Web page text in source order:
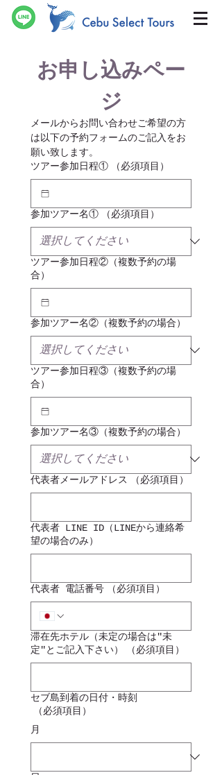
お申し込みペー
ジ
​メールからお問い合わせご希望の方
は以下の予約フォームのご記入をお
願い致します。
ツアー参加日程①
（必須項目）
参加ツアー名① （必須項目）
ツアー参加日程②（複数予約の場
合）
参加ツアー名②（複数予約の場合）
ツアー参加日程③（複数予約の場
合）
参加ツアー名③（複数予約の場合）
代表者メールアドレス （必須項目）
代表者 LINE ID（LINEから連絡希
望の場合のみ）
代表者 電話番号 （必須項目）
滞在先ホテル（未定の場合は"未
定"とご記入下さい）
（必須項目）
セブ島到着の日付・時刻
（必須項目）
月